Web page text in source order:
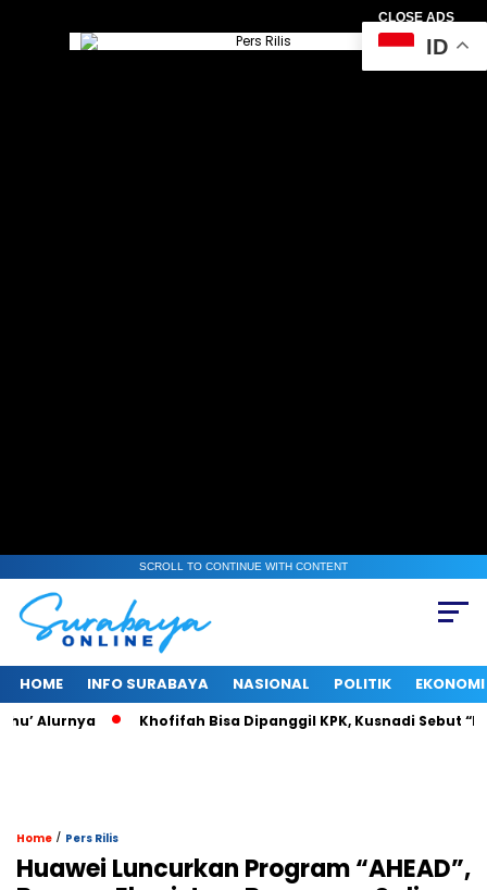
CLOSE ADS
SCROLL TO CONTINUE WITH CONTENT
HOME INFO SURABAYA NASIONAL POLITIK EKONOMI
Alurnya Khofifah Bisa Dipanggil KPK, Kusnadi Sebut
Home / Pers Rilis
Huawei Luncurkan Program “AHEAD”,
ID